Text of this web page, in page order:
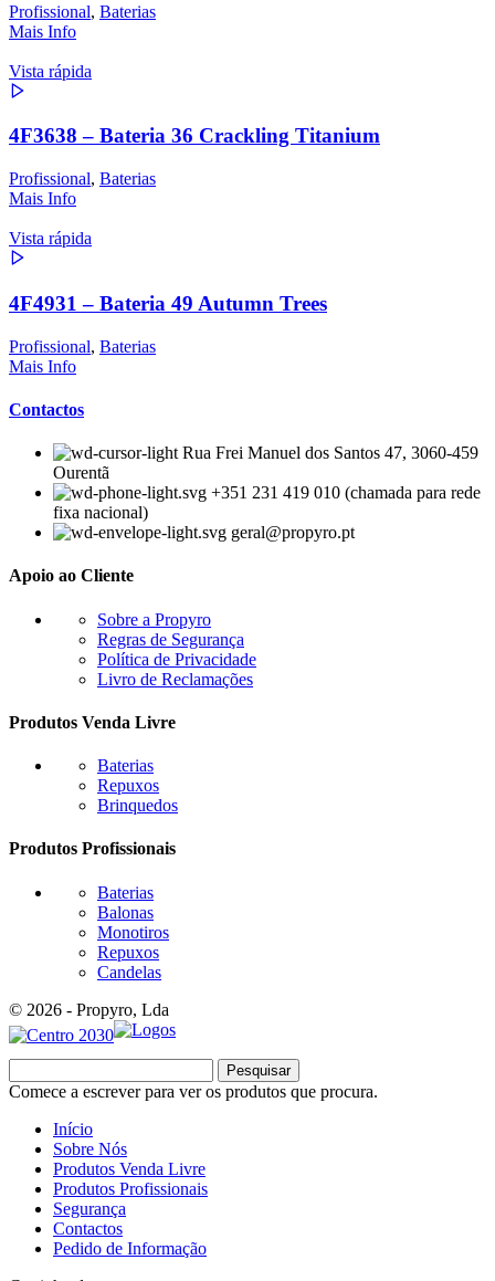
Profissional, Baterias
Mais Info
Vista rápida
4F3638 – Bateria 36 Crackling Titanium
Profissional, Baterias
Mais Info
Vista rápida
4F4931 – Bateria 49 Autumn Trees
Profissional, Baterias
Mais Info
Contactos
Rua Frei Manuel dos Santos 47, 3060-459
Ourentã​
+351 231 419 010 (chamada para rede
fixa nacional)
geral@propyro.pt
Apoio ao Cliente
Sobre a Propyro
Regras de Segurança
Política de Privacidade
Livro de Reclamações
Produtos Venda Livre
Baterias
Repuxos
Brinquedos
Produtos Profissionais
Baterias
Balonas
Monotiros
Repuxos
Candelas
© 2026 - Propyro, Lda
Pesquisar
Comece a escrever para ver os produtos que procura.
Início
Sobre Nós
Produtos Venda Livre
Produtos Profissionais
Segurança
Contactos
Pedido de Informação